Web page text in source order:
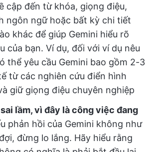
cập đến từ khóa, giọng điệu,
ngôn ngữ hoặc bất kỳ chi tiết
khác để giúp Gemini hiểu rõ
của bạn. Ví dụ, đối với ví dụ nêu
thể yêu cầu Gemini bao gồm 2-3
từ các nghiên cứu điển hình
giữ giọng điệu chuyên nghiệp
lầm, vì đây là công việc đang
phản hồi của Gemini không như
đừng lo lắng. Hãy hiểu rằng